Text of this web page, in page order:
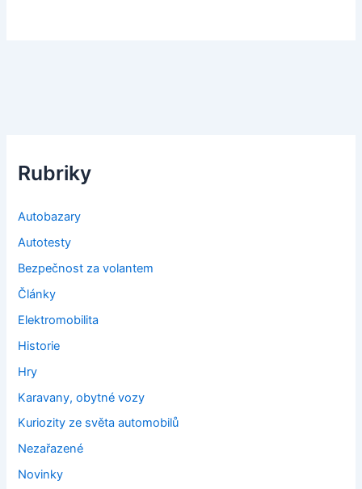
Rubriky
Autobazary
Autotesty
Bezpečnost za volantem
Články
Elektromobilita
Historie
Hry
Karavany, obytné vozy
Kuriozity ze světa automobilů
Nezařazené
Novinky